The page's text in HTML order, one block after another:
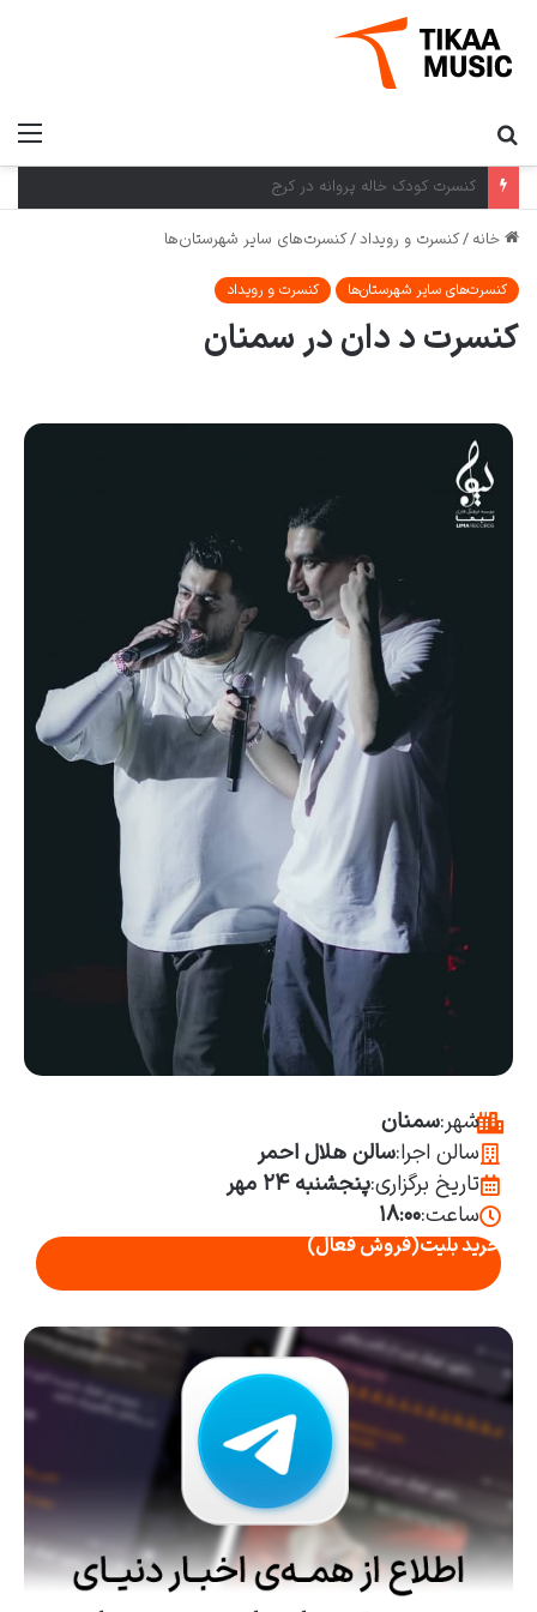
کنسرت کرمان گروه بومی در کرمان
خانه /کنسرت و رویداد/کنسرت‌های سایر شهرستان‌ها
کنسرت‌های سایر شهرستان‌ها کنسرت و رویداد
کنسرت د دان در سمنان
شهر:سمنان
سالن اجرا:سالن هلال احمر
تاریخ برگزاری:پنجشنبه ۲۴ مهر
ساعت:۱۸:۰۰
خرید بلیت(فروش فعال)